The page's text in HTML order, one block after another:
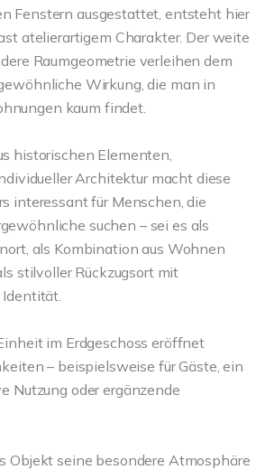
Fenstern ausgestattet, entsteht hier
atelierartigem Charakter. Der weite
Raumgeometrie verleihen dem
Wirkung, die man in
kaum findet.
historischen Elementen,
Architektur macht diese
interessant für Menschen, die
suchen – sei es als
als Kombination aus Wohnen
stilvoller Rückzugsort mit
im Erdgeschoss eröffnet
– beispielsweise für Gäste, ein
Nutzung oder ergänzende
Objekt seine besondere Atmosphäre